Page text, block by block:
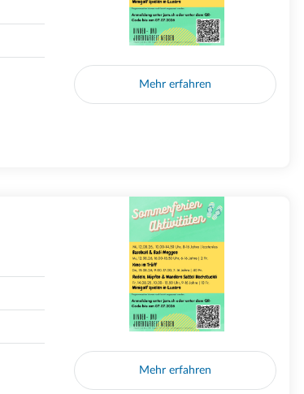
Mehr erfahren
Mehr erfahren